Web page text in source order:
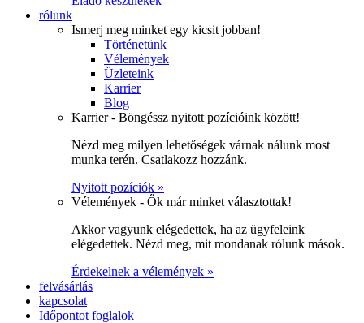
rólunk
Ismerj meg minket egy kicsit jobban!
Történetünk
Vélemények
Üzleteink
Karrier
Blog
Karrier - Böngéssz nyitott pozícióink között!
Nézd meg milyen lehetőségek várnak nálunk most
munka terén. Csatlakozz hozzánk.
Nyitott pozíciók »
Vélemények - Ők már minket választottak!
Akkor vagyunk elégedettek, ha az ügyfeleink
elégedettek. Nézd meg, mit mondanak rólunk mások.
Érdekelnek a vélemények »
felvásárlás
kapcsolat
Időpontot foglalok